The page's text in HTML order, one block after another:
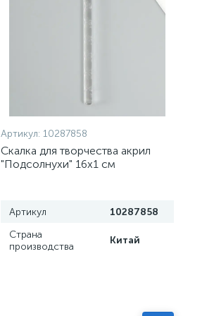
Артикул: 10287858
Скалка для творчества акрил
"Подсолнухи" 16х1 см
Артикул
10287858
Страна
производства
Китай